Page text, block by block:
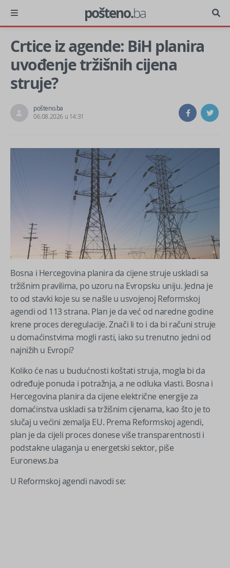
pošteno.ba
Crtice iz agende: BiH planira
uvođenje tržišnih cijena
struje?
pošteno.ba
06.08.2026 u 14:31
Bosna i Hercegovina planira da cijene struje uskladi sa
tržišnim pravilima, po uzoru na Evropsku uniju. Jedna je
to od stavki koje su se našle u usvojenoj Reformskoj
agendi od 113 strana. Plan je da već od naredne godine
krene proces deregulacije. Znači li to i da bi računi struje
u domaćinstvima mogli rasti, iako su trenutno jedni od
najnižih u Evropi?
Koliko će nas u budućnosti koštati struja, mogla bi da
određuje ponuda i potražnja, a ne odluka vlasti. Bosna i
Hercegovina planira da cijene električne energije za
domaćinstva uskladi sa tržišnim cijenama, kao što je to
slučaj u većini zemalja EU. Prema Reformskoj agendi,
plan je da cijeli proces donese više transparentnosti i
podstakne ulaganja u energetski sektor, piše
Euronews.ba
U Reformskoj agendi navodi se: